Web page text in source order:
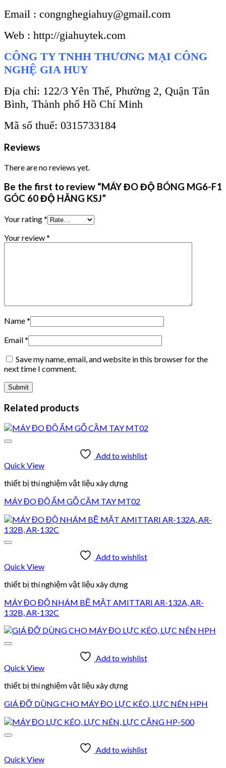
Email : congnghegiahuy@gmail.com
Web : http://giahuytek.com
CÔNG TY TNHH THƯƠNG MẠI CÔNG
NGHỆ GIA HUY
Địa chỉ: 122/3 Yên Thế, Phường 2, Quận Tân
Bình, Thành phố Hồ Chí Minh
Mã số thuế: 0315733184
Reviews
There are no reviews yet.
Be the first to review “MÁY ĐO ĐỘ BÓNG MG6-F1
GÓC 60 ĐỘ HÃNG KSJ”
Your rating*
Your review*
Name*
Email*
Save my name, email, and website in this browser for the
next time I comment.
Related products
Add to wishlist
Quick View
thiết bị thí nghiệm vật liệu xây dựng
MÁY ĐO ĐỘ ẨM GỖ CẦM TAY MT02
Add to wishlist
Quick View
thiết bị thí nghiệm vật liệu xây dựng
MÁY ĐO ĐỘ NHÁM BỀ MẶT AMITTARI AR-132A, AR-
132B, AR-132C
Add to wishlist
Quick View
thiết bị thí nghiệm vật liệu xây dựng
GIÁ ĐỠ DÙNG CHO MÁY ĐO LỰC KÉO, LỰC NÉN HPH
Add to wishlist
Quick View